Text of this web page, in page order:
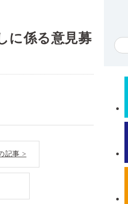
に係る意見募
記事 >